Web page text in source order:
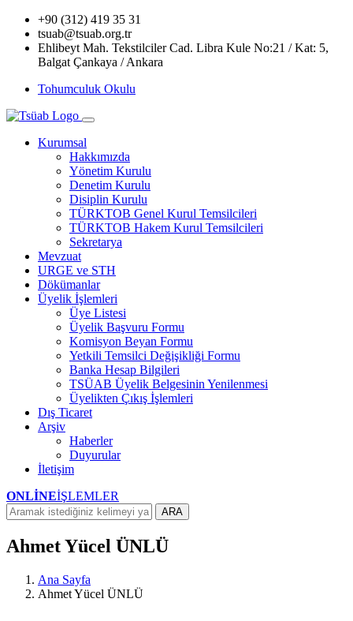
+90 (312) 419 35 31
tsuab@tsuab.org.tr
Ehlibeyt Mah. Tekstilciler Cad. Libra Kule No:21 / Kat: 5,
Balgat Çankaya / Ankara
Tohumculuk Okulu
Kurumsal
Hakkımızda
Yönetim Kurulu
Denetim Kurulu
Disiplin Kurulu
TÜRKTOB Genel Kurul Temsilcileri
TÜRKTOB Hakem Kurul Temsilcileri
Sekretarya
Mevzuat
URGE ve STH
Dökümanlar
Üyelik İşlemleri
Üye Listesi
Üyelik Başvuru Formu
Komisyon Beyan Formu
Yetkili Temsilci Değişikliği Formu
Banka Hesap Bilgileri
TSÜAB Üyelik Belgesinin Yenilenmesi
Üyelikten Çıkış İşlemleri
Dış Ticaret
Arşiv
Haberler
Duyurular
İletişim
ONLİNEİŞLEMLER
ARA
Ahmet Yücel ÜNLÜ
Ana Sayfa
Ahmet Yücel ÜNLÜ